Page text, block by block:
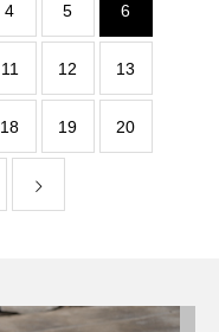
4 5 6
11 12 13
18 19 20